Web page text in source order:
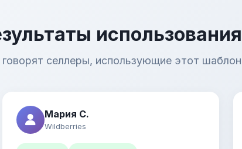
использования
селлеры, использующие этот шаблон
Мария С.
Wildberries